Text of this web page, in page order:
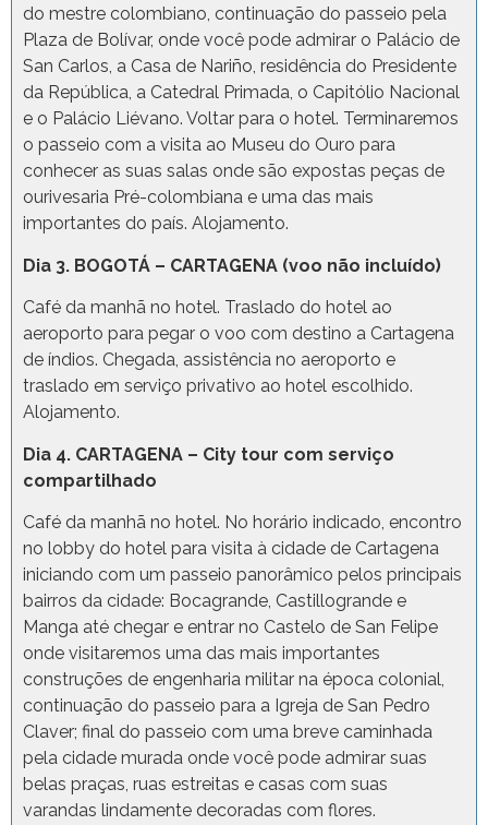
do mestre colombiano, continuação do passeio pela
Plaza de Bolívar, onde você pode admirar o Palácio de
San Carlos, a Casa de Nariño, residência do Presidente
da República, a Catedral Primada, o Capitólio Nacional
e o Palácio Liévano. Voltar para o hotel. Terminaremos
o passeio com a visita ao Museu do Ouro para
conhecer as suas salas onde são expostas peças de
ourivesaria Pré-colombiana e uma das mais
importantes do país. Alojamento.
Dia 3. BOGOTÁ – CARTAGENA (voo não incluído)
Café da manhã no hotel. Traslado do hotel ao
aeroporto para pegar o voo com destino a Cartagena
de índios. Chegada, assistência no aeroporto e
traslado em serviço privativo ao hotel escolhido.
Alojamento.
Dia 4. CARTAGENA – City tour com serviço
compartilhado
Café da manhã no hotel. No horário indicado, encontro
no lobby do hotel para visita à cidade de Cartagena
iniciando com um passeio panorâmico pelos principais
bairros da cidade: Bocagrande, Castillogrande e
Manga até chegar e entrar no Castelo de San Felipe
onde visitaremos uma das mais importantes
construções de engenharia militar na época colonial,
continuação do passeio para a Igreja de San Pedro
Claver; final do passeio com uma breve caminhada
pela cidade murada onde você pode admirar suas
belas praças, ruas estreitas e casas com suas
varandas lindamente decoradas com flores.